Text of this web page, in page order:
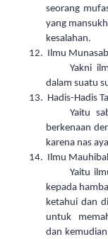
seorang
yang
kesalahan.
12. Ilmu
Yakni
dalam suatu
13. Hadis-Hadis
Yaitu
berkenaan
karena nas
14. Ilmu
Yaitu
kepada
ketahui dan
untuk
dan